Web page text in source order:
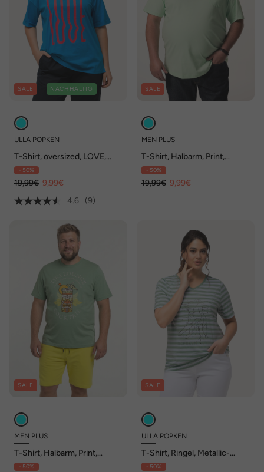
SALE NACHHALTIG
ULLA POPKEN
T-Shirt, oversized, LOVE,
Halbarm
- 50%
19,99€ 9,99€
4.6
(9)
SALE
MEN PLUS
T-Shirt, Halbarm, Print,
Rundhals, bis 8 XL
- 50%
19,99€ 9,99€
SALE
MEN PLUS
T-Shirt, Halbarm, Print,
Rundhals, bis 8 XL
- 50%
SALE
ULLA POPKEN
T-Shirt, Ringel, Metallic-
Tiermotiv, V-Ausschnitt,
- 50%